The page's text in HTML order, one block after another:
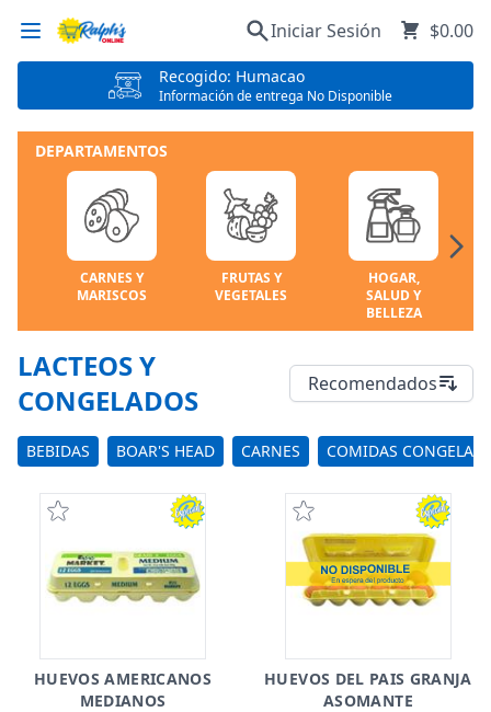
Recogido: Humacao
Información de entrega No Disponible
Iniciar Sesión $0.00
DEPARTAMENTOS
CARNES Y
MARISCOS
FRUTAS Y
VEGETALES
HOGAR,
SALUD Y
BELLEZA
LACTEOS Y
CONGELADOS
Recomendados
BEBIDAS BOAR'S HEAD CARNES COMIDAS
HUEVOS AMERICANOS
MEDIANOS
HUEVOS DEL PAIS GRANJA
ASOMANTE